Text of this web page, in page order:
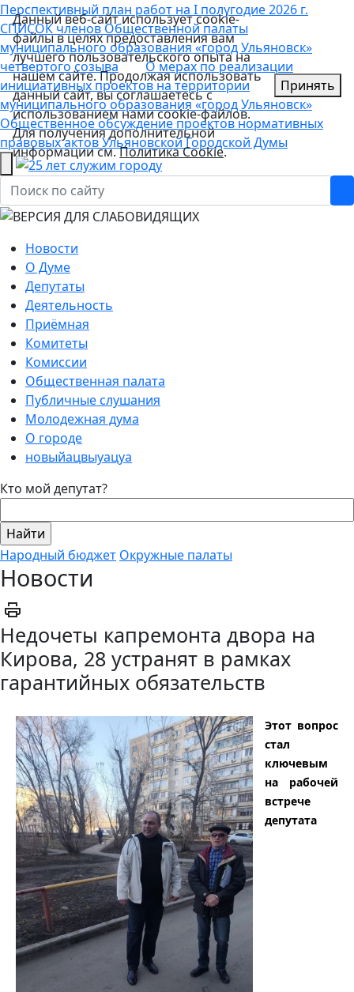
Перспективный план работ на I полугодие 2026 г.
СПИСОК членов Общественной палаты
муниципального образования «город Ульяновск»
четвертого созыва
О мерах по реализации
инициативных проектов на территории
муниципального образования «город Ульяновск»
Общественное обсуждение проектов нормативных
правовых актов Ульяновской Городской Думы
Новости
О Думе
Депутаты
Деятельность
Приёмная
Комитеты
Комиссии
Общественная палата
Публичные слушания
Молодежная дума
О городе
новыйацвыуацуа
Кто мой депутат?
Народный бюджет Окружные палаты
Новости
Недочеты капремонта двора на
Кирова, 28 устранят в рамках
гарантийных обязательств
Этот вопрос
стал
ключевым
на рабочей
встрече
депутата
Данный веб-сайт использует cookie-
файлы в целях предоставления вам
лучшего пользовательского опыта на
нашем сайте. Продолжая использовать
данный сайт, вы соглашаетесь с
использованием нами cookie-файлов.
Для получения дополнительной
информации см.Политика Cookie.
Принять